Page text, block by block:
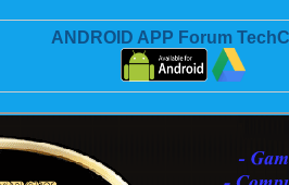
ANDROID APP Forum